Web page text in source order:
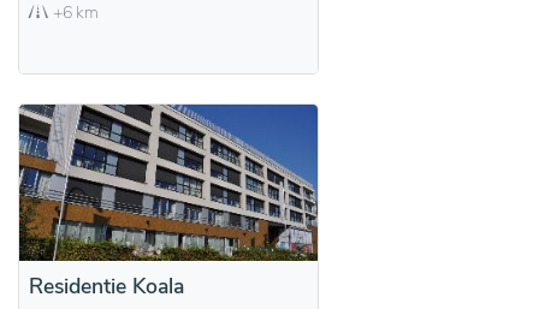
+6 km
Residentie Koala